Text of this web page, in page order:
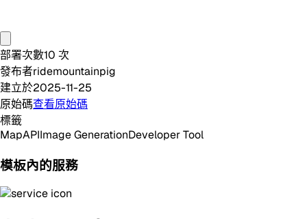
部署次數10 次
發布者ridemountainpig
建立於2025-11-25
原始碼查看原始碼
標籤
MapAPIImage GenerationDeveloper Tool
模板內的服務